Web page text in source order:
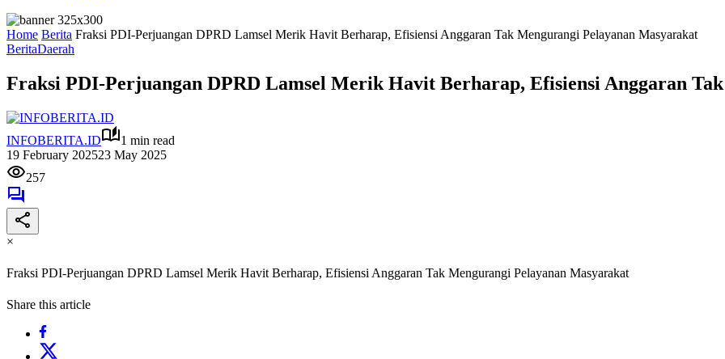
Home Berita Fraksi PDI-Perjuangan DPRD Lamsel Merik Havit Berharap, Efisiensi Anggaran Tak Mengurangi Pelayanan Masyarakat
BeritaDaerah
Fraksi PDI-Perjuangan DPRD Lamsel Merik Havit Berharap, Efisiensi Anggaran
INFOBERITA.ID
1 min read
19 February 202523 May 2025
257
×
Fraksi PDI-Perjuangan DPRD Lamsel Merik Havit Berharap, Efisiensi Anggaran Tak Mengurangi Pelayanan Masyarakat
Share this article